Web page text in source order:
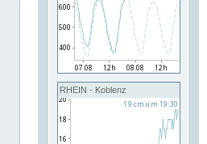
RHEIN - Koblenz